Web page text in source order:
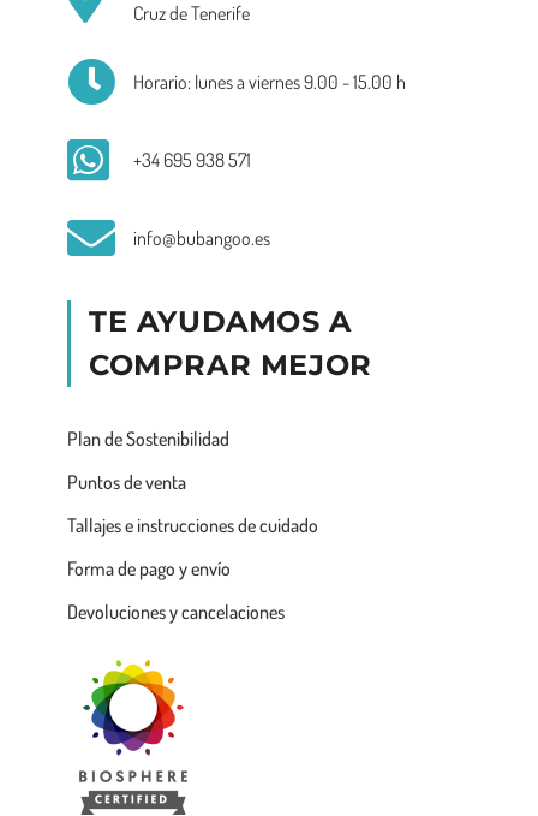
TE AYUDAMOS A
COMPRAR MEJOR
Plan de Sostenibilidad
Puntos de venta
Tallajes e instrucciones de cuidado
Forma de pago y envío
Devoluciones y cancelaciones
Cruz de Tenerife
Horario: lunes a viernes 9.00 - 15.00 h
+34 695 938 571
info@bubangoo.es